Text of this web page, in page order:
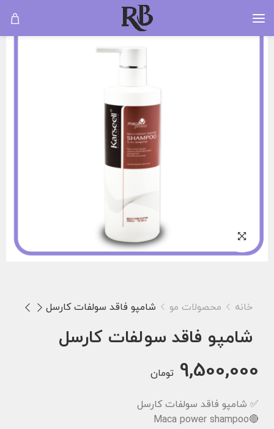
خانه محصولات مو شامپو فاقد سولفات کارسل
شامپو فاقد سولفات کارسل
9,500,000 تومان
✅ شامپو فاقد سولفات کارسل
🔴Maca power shampoo